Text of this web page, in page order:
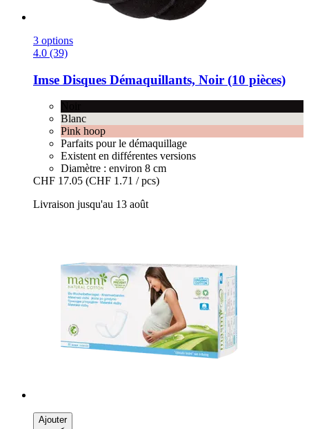
3 options
4.0 (39)
Imse Disques Démaquillants, Noir (10 pièces)
Blanc
Pink hoop
Parfaits pour le démaquillage
Existent en différentes versions
Diamètre : environ 8 cm
CHF 17.05 (CHF 1.71 / pcs)
Livraison jusqu'au 13 août
Ajouter